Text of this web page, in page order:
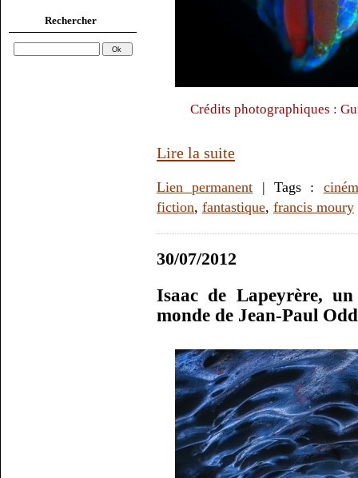
Rechercher
Crédits photographiques :
Lire la suite
Lien permanent | Tags :
fiction, fantastique, francis moury
30/07/2012
Isaac de Lapeyrère,
monde de Jean-Paul